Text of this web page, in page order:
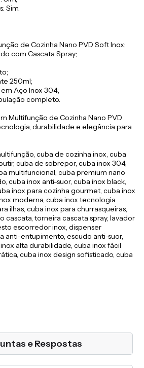
Sim.
de Cozinha Nano PVD Soft Inox;
com Cascata Spray;
250ml;
Aço Inox 304;
completo.
Multifunção de Cozinha Nano PVD
durabilidade e elegância para
cuba de cozinha inox, cuba
cuba de sobrepor, cuba inox 304,
multifuncional, cuba premium nano
cuba inox anti-suor, cuba inox black,
inox para cozinha gourmet, cuba inox
moderna, cuba inox tecnologia
ilhas, cuba inox para churrasqueiras,
torneira cascata spray, lavador
escorredor inox, dispenser
anti-entupimento, escudo anti-suor,
alta durabilidade, cuba inox fácil
cuba inox design sofisticado, cuba
e Respostas